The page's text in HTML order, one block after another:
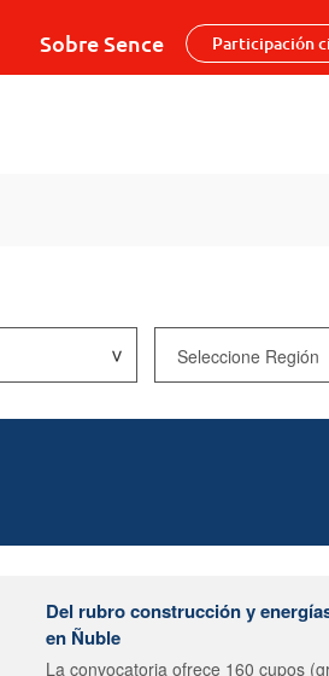
Sobre Sence Participación
Del rubro construcción y
en Ñuble
La convocatoria ofrece 160 cupos